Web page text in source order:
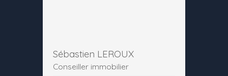
Sébastien LEROUX
Conseiller immobilier